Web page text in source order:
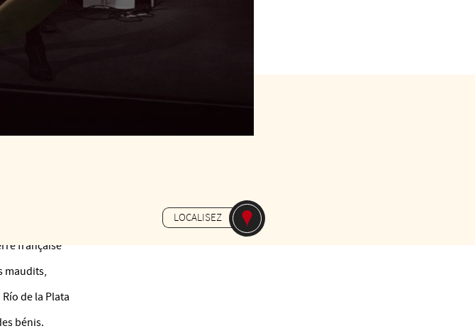
LOCALISEZ
française
maudits,
de la Plata
bénis.